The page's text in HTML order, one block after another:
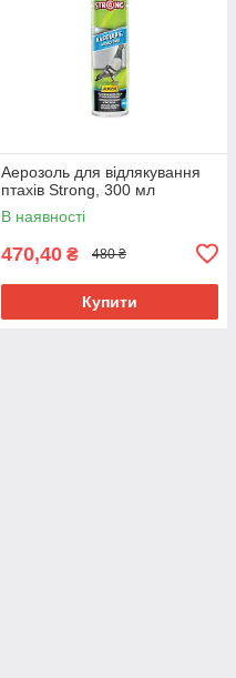
Аерозоль для відлякування
птахів Strong, 300 мл
В наявності
470,40 ₴ 480 ₴
Купити